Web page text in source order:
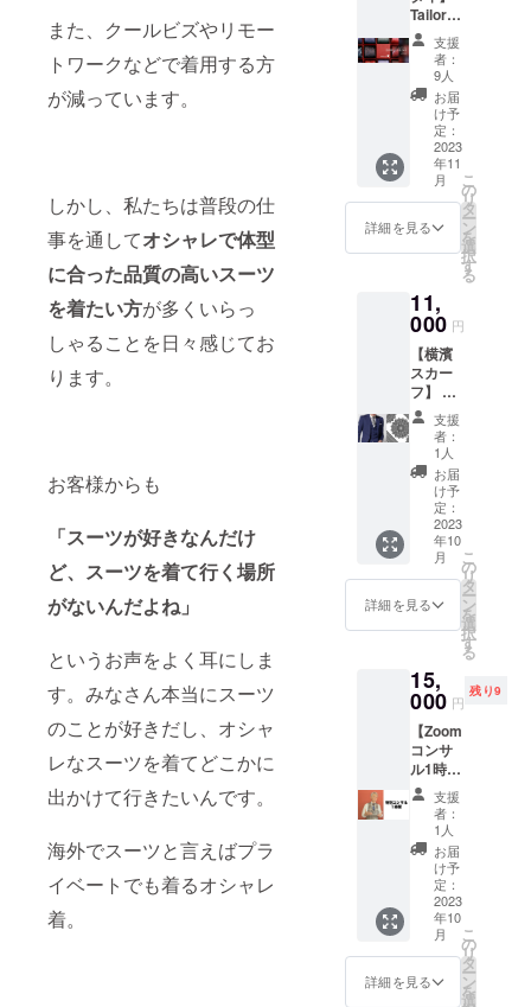
また、クールビズやリモー
トワークなどで着用する方
が減っています。
しかし、私たちは普段の仕
事を通してオシャレで体型
に合った品質の高いスーツ
を着たい方が多くいらっ
しゃることを日々感じてお
ります。
お客様からも
「スーツが好きなんだけ
ど、スーツを着て行く場所
がないんだよね」
というお声をよく耳にしま
す。みなさん本当にスーツ
のことが好きだし、オシャ
レなスーツを着てどこかに
出かけて行きたいんです。
海外でスーツと言えばプラ
イベートでも着るオシャレ
着。
支援い
ただけ
ます。
※お一人
様何口
でもご
支援が
可能で
された
もので
す。 こ
のメ
ジャー
があれ
ば総丈
160cm
までの
お客様
にも対
応する
Tailor’s
Brand
Necktie
INOKU
CHI156
オー
ダー
スーツ
に相応
しいネ
クタイ
を作ろ
うと、
オー
ダー
スーツ
店の声
を集め
て作っ
たネク
タイブ
ラン
ド。 今
では少
なく
なった
見えな
いとこ
ろにこ
そこだ
めった
に使わ
れなく
なった
起毛加
工を加
えた毛
芯地を
熟練の
ハンド
メイド
縫製で
仕立て
上げる
こと
で、結
んだと
支援
者：
9人
お届
け予
定：
2023
年11
月
詳細を見る
こ
の
リ
タ
ー
ン
を
選
択
す
る
11,
000 円
【横濱
スカー
フ】 ス
カーフ
の一大
生産
地・横
浜で生
み出さ
れたシ
ルク
100%の
スカー
フで
す。 高
級ブラ
も採用
される
生地と
製法で
製作さ
れてい
ます。
スーツ
スタイ
ルに合
わせ
て、ネ
クタイ
のよう
に使っ
ていた
だける
支援
者：
1人
お届
け予
定：
2023
年10
月
詳細を見る
こ
の
リ
タ
ー
ン
を
選
択
す
る
15,
000 円
残り9
【Zoom
コンサ
ル1時
間】
オー
ダー
スーツ
歴40
年/30,0
00着を
作った
レジェ
ンド
フィッ
ター"ア
支援
者：
1人
お届
け予
定：
2023
年10
月
詳細を見る
こ
の
リ
タ
ー
ン
を
選